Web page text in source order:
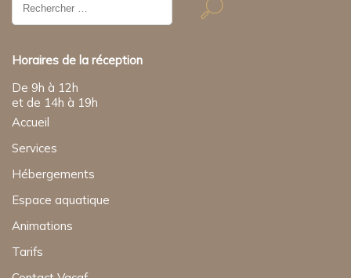
de
recherche
Horaires de la réception
De 9h à 12h
et de 14h à 19h
Accueil
Services
Hébergements
Espace aquatique
Animations
Tarifs